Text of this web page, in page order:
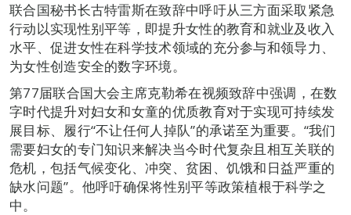
联合国秘书长古特雷斯在致辞中呼吁从三方面采取紧急
行动以实现性别平等，即提升女性的教育和就业及收入
水平、促进女性在科学技术领域的充分参与和领导力、
为女性创造安全的数字环境。
第77届联合国大会主席克勒希在视频致辞中强调，在数
字时代提升对妇女和女童的优质教育对于实现可持续发
展目标、履行“不让任何人掉队”的承诺至为重要。“我们
需要妇女的专门知识来解决当今时代复杂且相互关联的
危机，包括气候变化、冲突、贫困、饥饿和日益严重的
缺水问题”。他呼吁确保将性别平等政策植根于科学之
中。